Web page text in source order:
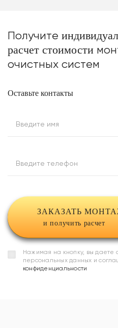
Получите
расчет стоимости
очистных систем
Оставьте контакты
Введите имя
Введите телефон
ЗАКАЗАТЬ
и получить расчет
Нажимая на кнопку, вы даете
персональных данных и
конфиденциальности